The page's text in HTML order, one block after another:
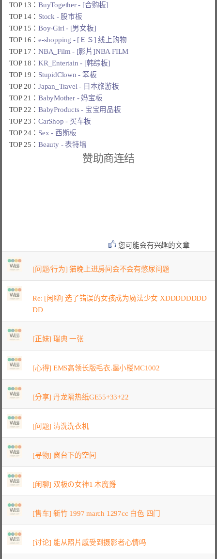
TOP 13：BuyTogether - [合购板]
TOP 14： Stock - 股市板
TOP 15：Boy-Girl - [男女板]
TOP 16：e-shopping - [ＥＳ] 线上购物
TOP 17：NBA_Film - [影片]NBA FILM
TOP 18：KR_Entertain - [韩综板]
TOP 19： StupidClown - 笨板
TOP 20：Japan_Travel - 日本旅游板
TOP 21：BabyMother - 妈宝板
TOP 22：BabyProducts - 宝宝用品板
TOP 23：CarShop - 买车板
TOP 24： Sex - 西斯板
TOP 25：Beauty - 表特墙
赞助商连结
您可能会有兴趣的文章
[问题/行为] 猫晚上进房间会不会有憋尿问题
Re: [闲聊] 选了错误的女孩成为魔法少女 XDDDDDDDD
DD
[正妹] 瑞典 一张
[心得] EMS高领长版毛衣.墨小楼MC1002
[分享] 丹龙隔热纸GE55+33+22
[问题] 清洗洗衣机
[寻物] 窗台下的空间
[闲聊] 双极の女神1 木魔爵
[售车] 新竹 1997 march 1297cc 白色 四门
[讨论] 能从照片感受到摄影者心情吗